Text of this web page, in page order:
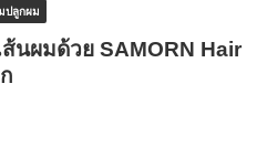
ปลูกผม
นผมด้วย SAMORN Hair